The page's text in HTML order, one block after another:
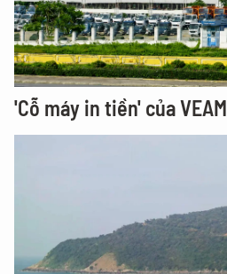
'Cỗ máy in tiền' của VEAM